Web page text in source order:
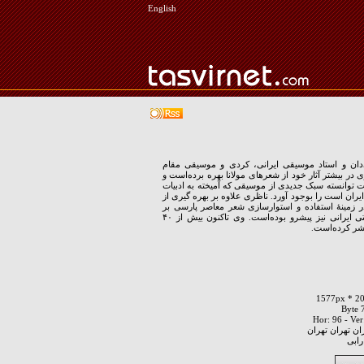
English
و استاد موسیقی ایرانی، کردی و موسیقی مقام
در بیشتر آثار خود از شعرهای مولانا بهره برده‌است و
توانسته سبک جدیدی از موسیقی که آمیخته به ادبیات
است را بوجود آورد. ناظری علاوه بر بهره گیری از
زمینهٔ استفاده و استوارسازی شعر معاصر پارسی بر
روی موسیقی سنتی ایرانی نیز پیشرو بوده‌است. وی تاکنون بیش از ۴۰
کرده‌است.
تهران تهران